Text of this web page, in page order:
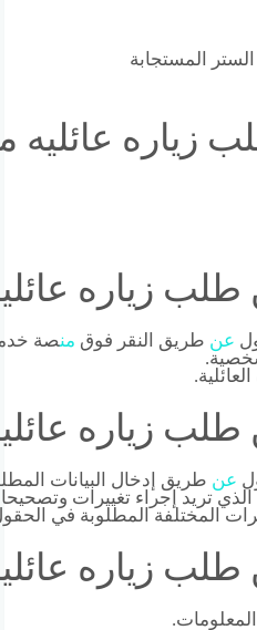
المستجابة
زياره عائليه
طلب زياره
عن طريق النقر فوق منصة
طلب زياره
عن طريق إدخال البيانات
الذي تريد إجراء تغييرات
المختلفة المطلوبة في
طلب زياره